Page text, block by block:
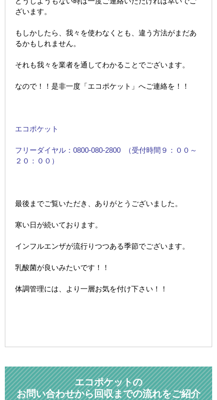
ざいます。
もしかしたら、我々を使わなくとも、違う方法がまだあ
るかもしれません。
それも我々を業者を通してわかることでございます。
なので！！是非一度「エコポケット」へご連絡を！！
エコポケット
フリーダイヤル：0800-080-2800 （受付時間９：００～
２０：００）
最後までご覧いただき、ありがとうございました。
寒い日が続いております。
インフルエンザが流行りつつある季節でございます。
乳酸菌が良いみたいです！！
体調管理には、より一層お気を付け下さい！！
エコポケットの
お問い合わせから回収までの流れをご紹介